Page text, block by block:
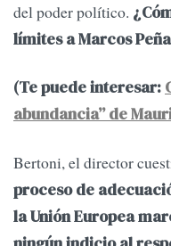
del poder político.
límites a Marcos
(Te puede interesar:
abundancia” de
Bertoni, el director
proceso de
la Unión Europea